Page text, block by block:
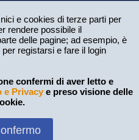
e cookies di terze parti per
rendere possibile il
delle pagine; ad esempio, è
registarsi e fare il login
confermi di aver letto e
e Privacy e preso visione delle